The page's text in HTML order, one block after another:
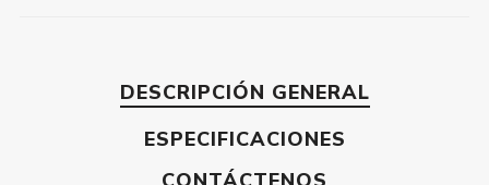
DESCRIPCIÓN GENERAL
ESPECIFICACIONES